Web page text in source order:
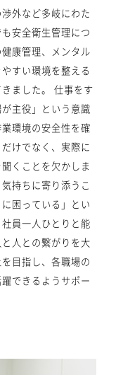
外など多岐にわた
安全衛生管理につ
康管理、メンタル
すい環境を整える
ました。 仕事をす
主役」という意識
環境の安全性を確
けでなく、実際に
くことを欠かしま
持ちに寄り添うこ
困っている」とい
員一人ひとりと能
人との繋がりを大
目指し、各職場の
できるようサポー